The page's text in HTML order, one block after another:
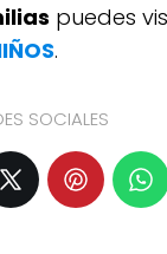
puedes
.
SOCIALES